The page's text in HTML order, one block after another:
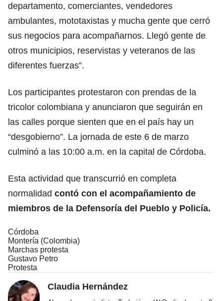
departamento, comerciantes, vendedores
ambulantes, mototaxistas y mucha gente que cerró
sus negocios para acompañarnos. Llegó gente de
otros municipios, reservistas y veteranos de las
diferentes fuerzas”.
Los participantes protestaron con prendas de la
tricolor colombiana y anunciaron que seguirán en
las calles porque sienten que en el país hay un
“desgobierno”. La jornada de este 6 de marzo
culminó a las 10:00 a.m. en la capital de Córdoba.
Esta actividad que transcurrió en completa
normalidad contó con el acompañamiento de
miembros de la Defensoría del Pueblo y Policía.
Córdoba
Montería (Colombia)
Marchas protesta
Gustavo Petro
Protesta
Claudia Hernández